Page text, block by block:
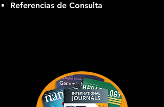
Referencias de Consulta​